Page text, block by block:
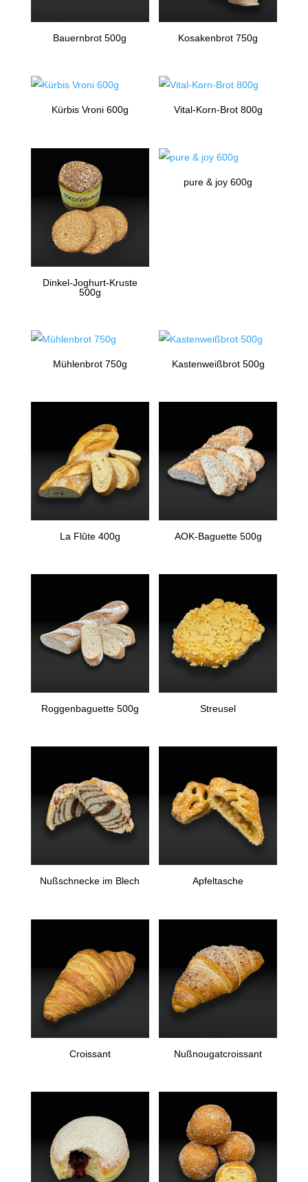
Bauernbrot 500g Kosakenbrot 750g
Kürbis Vroni 600g Vital-Korn-Brot 800g
Dinkel-Joghurt-Kruste
500g
pure & joy 600g
Mühlenbrot 750g Kastenweißbrot 500g
La Flûte 400g AOK-Baguette 500g
Roggenbaguette 500g Streusel
Nußschnecke im Blech Apfeltasche
Croissant Nußnougatcroissant